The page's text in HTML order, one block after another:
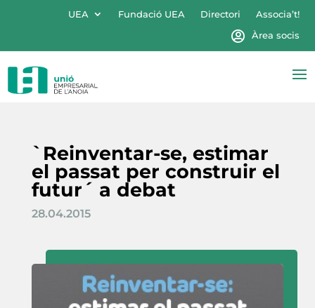
UEA Fundació UEA Directori
Associa’t!
Àrea socis
`Reinventar-se, estimar
el passat per construir el
futur´ a debat
28.04.2015